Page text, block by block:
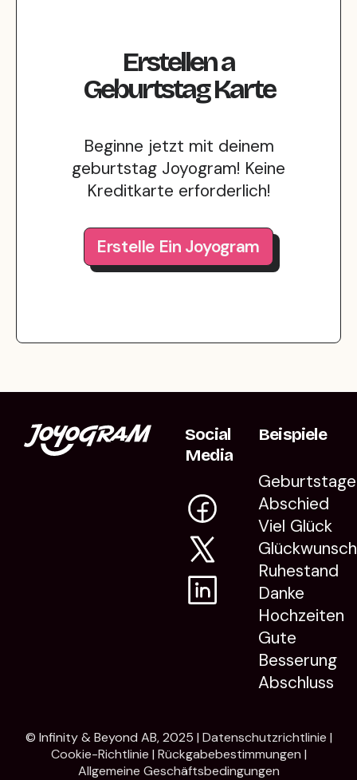
Erstellena
GeburtstagKarte
Beginne jetzt mit deinem
geburtstag Joyogram! Keine
Kreditkarte erforderlich!
Erstelle Ein Joyogram
Social
Media
Beispiele
Geburtstage
Abschied
Viel Glück
Glückwunsch
Ruhestand
Danke
Hochzeiten
Gute
Besserung
Abschluss
© Infinity & Beyond AB, 2025 | Datenschutzrichtlinie |
Cookie-Richtlinie | Rückgabebestimmungen |
Allgemeine Geschäftsbedingungen